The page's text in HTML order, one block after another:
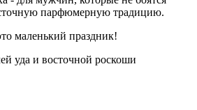
парфюмерную традицию.
маленький праздник!
уда и восточной роскоши